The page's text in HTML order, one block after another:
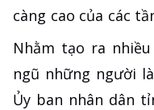
càng cao của các
Nhằm tạo ra
ngũ những người
Ủy ban nhân dân